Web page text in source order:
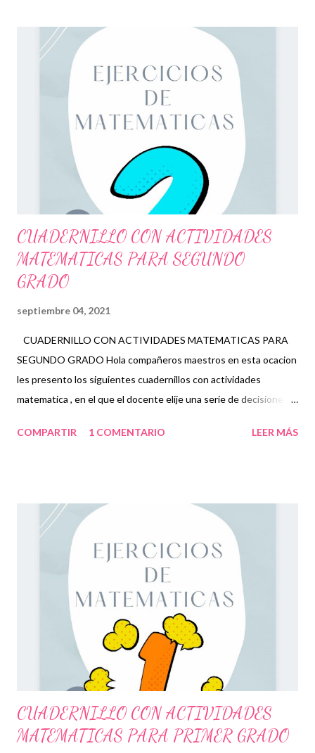
datos que nos ayudarán a integrar un expediente académico
más completo. Entre estos podemos mencionar datos clínicos,
antecedentes, aspecto social e incluso las personas autorizadas
para cuidar a los niños en caso de que los padres no puedan. Un
elemento que ha tomado especial relevancia en los últimos
meses es incluir en las entrevistas las herramientas
tecnológicas con las que cuenta la familia así como las redes so...
CUADERNILLO CON ACTIVIDADES
MATEMATICAS PARA SEGUNDO
GRADO
septiembre 04, 2021
CUADERNILLO CON ACTIVIDADES MATEMATICAS PARA
SEGUNDO GRADO Hola compañeros maestros en esta ocacion
les presento los siguientes cuadernillos con actividades
matematica , en el que el docente elije una serie de decisiones
desarrollándolo en actividades concretas y específicas, de esta
observar. además se tienen en cuenta los objetivos, las
características de los alumnos y los contenidos que ya se hayan
visto en clases anteriores. base a esto, en el transcurso del
proceso se describen, de forma clara y específica, todas las
actividades que se verán a lo largo del ciclo escolar o cierto
periodo a trabajar, además de indicamos con qué estrategias se
van a seguir para lograr los objetivos y la de que manera se
evaluará el progreso. con estas plan...
COMPARTIR 1 COMENTARIO LEER MÁS
CUADERNILLO CON ACTIVIDADES
MATEMATICAS PARA PRIMER GRADO